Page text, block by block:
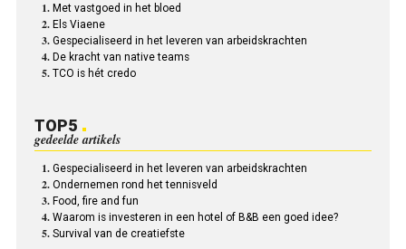
Met vastgoed in het bloed
Els Viaene
Gespecialiseerd in het leveren van arbeidskrachten
De kracht van native teams
TCO is hét credo
TOP5
gedeelde artikels
Gespecialiseerd in het leveren van arbeidskrachten
Ondernemen rond het tennisveld
Food, fire and fun
Waarom is investeren in een hotel of B&B een goed idee?
Survival van de creatiefste